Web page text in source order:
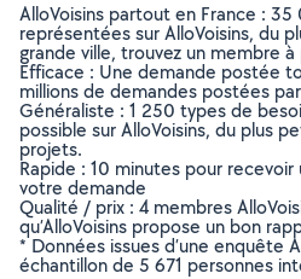
AlloVoisins partout en France :
représentées sur AlloVoisins, du
grande ville, trouvez un membre
Efficace : Une demande postée
millions de demandes postées
Généraliste : 1 250 types de
possible sur AlloVoisins, du plus
projets.
Rapide : 10 minutes pour
votre demande
Qualité / prix : 4 membres
qu’AlloVoisins propose un bon
* Données issues d’une enquête
échantillon de 5 671 personnes